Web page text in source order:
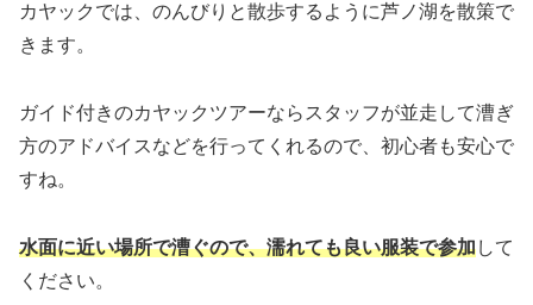
カヤックでは、のんびりと散歩するように芦ノ湖を散策で
きます。
ガイド付きのカヤックツアーならスタッフが並走して漕ぎ
方のアドバイスなどを行ってくれるので、初心者も安心で
すね。
水面に近い場所で漕ぐので、濡れても良い服装で参加して
ください。